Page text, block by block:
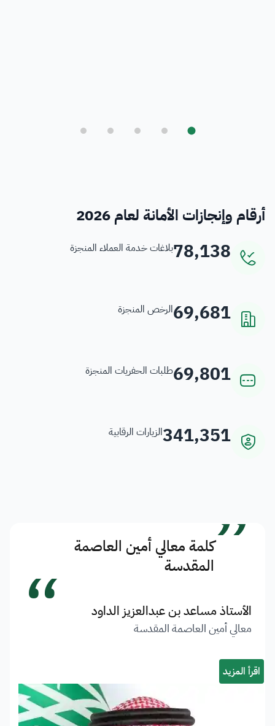
أرقام وإنجازات الأمانة لعام 2026
78,138بلاغات خدمة العملاء المنجزة
69,681الرخص المنجزة
69,801طلبات الحفريات المنجزة
341,351الزيارات الرقابية
”كلمة معالي أمين العاصمة
المقدسة
الأستاذ مساعد بن عبدالعزيز الداود
معالي أمين العاصمة المقدسة “